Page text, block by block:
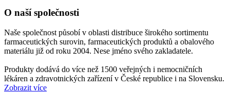
O naší společnosti
Naše společnost působí v oblasti distribuce širokého sortimentu
farmaceutických surovin, farmaceutických produktů a obalového
materiálu již od roku 2004. Nese jméno svého zakladatele.
Produkty dodává do více než 1500 veřejných i nemocničních
lékáren a zdravotnických zařízení v České republice i na Slovensku.
Zobrazit více